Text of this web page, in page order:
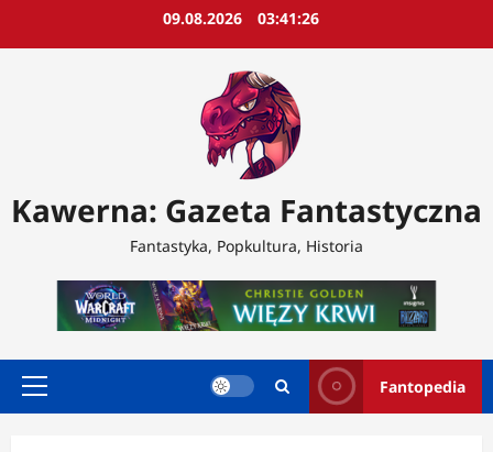
09.08.2026 03:41:28
Kawerna: Gazeta Fantastyczna
Fantastyka, Popkultura, Historia
Menu
Fantopedia